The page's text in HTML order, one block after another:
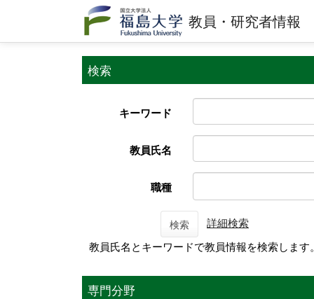
教員・研究者情報
検索
キーワード
教員氏名
職種
検索
詳細検索
教員氏名とキーワードで教員情報を検索します。
専門分野